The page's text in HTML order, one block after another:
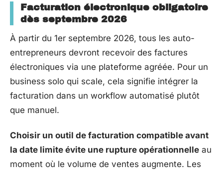
Facturation électronique obligatoire
dès septembre 2026
À partir du 1er septembre 2026, tous les auto-
entrepreneurs devront recevoir des factures
électroniques via une plateforme agréée. Pour un
business solo qui scale, cela signifie intégrer la
facturation dans un workflow automatisé plutôt
que manuel.
Choisir un outil de facturation compatible avant
la date limite évite une rupture opérationnelle au
moment où le volume de ventes augmente. Les